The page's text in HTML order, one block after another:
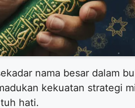
nama besar dalam
kekuatan strategi
hati.